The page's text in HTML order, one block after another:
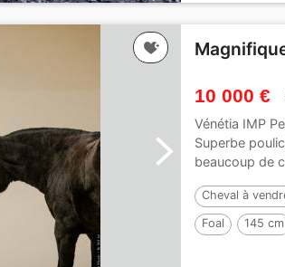
10 000 €
Vénétia IMP
Superbe
beaucoup de
Cheval à
Foal 145 cm